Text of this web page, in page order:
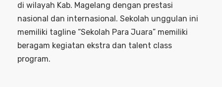
di wilayah Kab. Magelang dengan prestasi
nasional dan internasional. Sekolah unggulan ini
memiliki tagline “Sekolah Para Juara” memiliki
beragam kegiatan ekstra dan talent class
program.